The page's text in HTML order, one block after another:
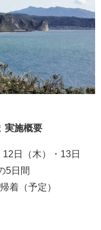
実施概要
日（木）・13日
5日間
着（予定）